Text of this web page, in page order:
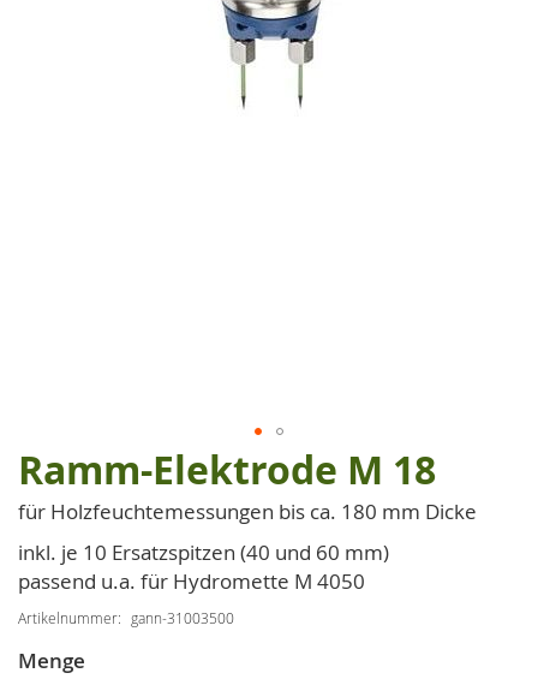
Zum
Anfang
der
Bildgalerie
springen
Ramm-Elektrode M 18
für Holzfeuchtemessungen bis ca. 180 mm Dicke
inkl. je 10 Ersatzspitzen (40 und 60 mm)
passend u.a. für Hydromette M 4050
Artikelnummer gann-31003500
Menge